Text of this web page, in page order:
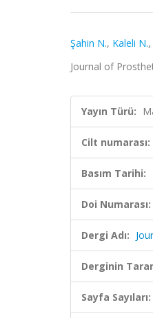
Şahin N., Kaleli N.,
Journal of
Yayın Türü:
Cilt numarası:
Basım Tarihi:
Doi Numarası:
Dergi Adı:
Derginin
Sayfa Sayıları: